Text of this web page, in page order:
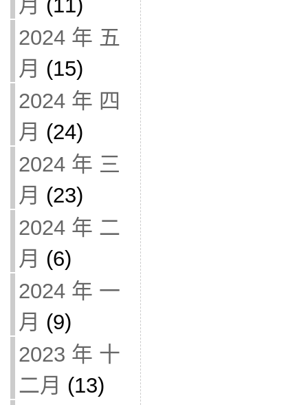
月 (11)
2024 年 五
月 (15)
2024 年 四
月 (24)
2024 年 三
月 (23)
2024 年 二
月 (6)
2024 年 一
月 (9)
2023 年 十
二月 (13)